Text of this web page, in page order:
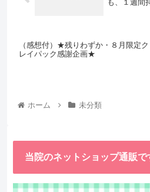
も、１週間
（感想付）★残りわずか・８月限定ク
レイパック感謝企画★
ホーム 未分類
当院のネットショップ通販で